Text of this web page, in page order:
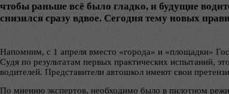
чтобы раньше всё было гладко, и будущие
снизился сразу вдвое. Сегодня тему новых
Напомним, с 1 апреля вместо «города» и «площадки»
Судя по результатам первых практических испытаний,
водителей. Представители автошкол имеют свои
По мнению экспертов, необходимо было в пилотном